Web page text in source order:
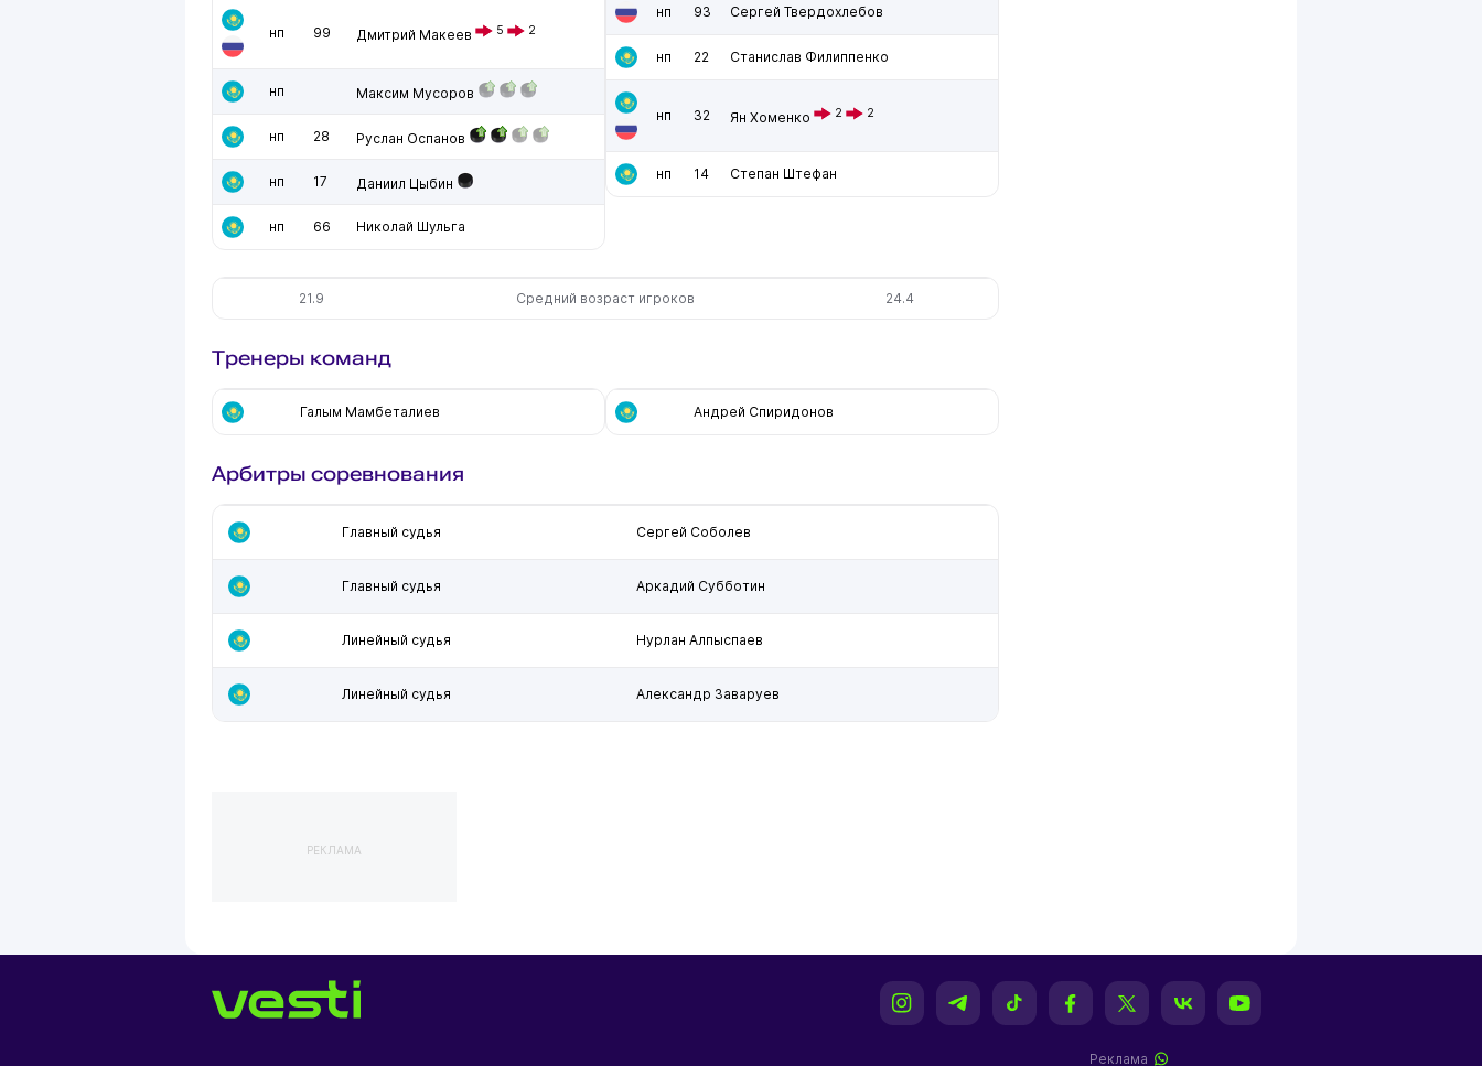
нп 99 Дмитрий Макеев 5 2
нп Максим Мусоров
нп 28 Руслан Оспанов
нп 17 Даниил Цыбин
нп 66 Николай Шульга
нп 93 Сергей Твердохлебов
нп 22 Станислав Филиппенко
нп 32 Ян Хоменко 2 2
нп 14 Степан Штефан
21.9 Средний возраст игроков 24.4
Тренеры команд
Галым Мамбеталиев Андрей Спиридонов
Арбитры соревнования
Главный судья Сергей Соболев
Главный судья Аркадий Субботин
Линейный судья Нурлан Алпыспаев
Линейный судья Александр Заваруев
РЕКЛАМА
Реклама